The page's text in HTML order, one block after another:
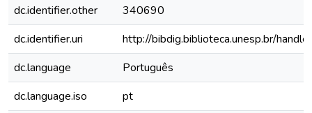
dc.identifier.other
340690
dc.identifier.uri
http://bibdig.biblioteca.unesp.br/
dc.language
Português
dc.language.iso
pt